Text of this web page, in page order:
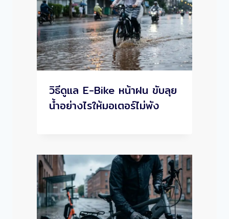
วิธีดูแล E-Bike หน้าฝน ขับลุย
น้ำอย่างไรให้มอเตอร์ไม่พัง